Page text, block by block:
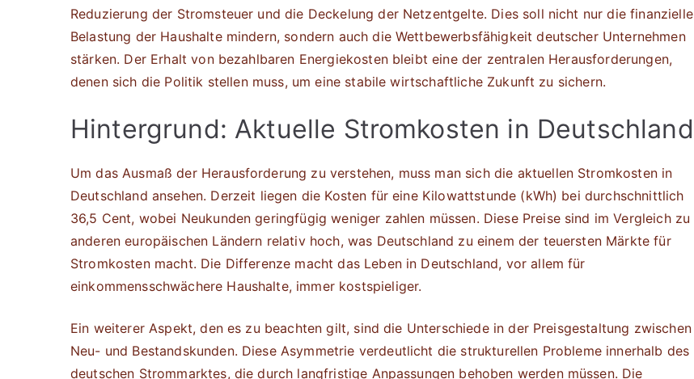
Reduzierung der Stromsteuer und die Deckelung der Netzentgelte. Dies soll nicht nur die finanzielle
Belastung der Haushalte mindern, sondern auch die Wettbewerbsfähigkeit deutscher Unternehmen
stärken. Der Erhalt von bezahlbaren Energiekosten bleibt eine der zentralen Herausforderungen,
denen sich die Politik stellen muss, um eine stabile wirtschaftliche Zukunft zu sichern.
Hintergrund: Aktuelle Stromkosten in Deutschland
Um das Ausmaß der Herausforderung zu verstehen, muss man sich die aktuellen Stromkosten in
Deutschland ansehen. Derzeit liegen die Kosten für eine Kilowattstunde (kWh) bei durchschnittlich
36,5 Cent, wobei Neukunden geringfügig weniger zahlen müssen. Diese Preise sind im Vergleich zu
anderen europäischen Ländern relativ hoch, was Deutschland zu einem der teuersten Märkte für
Stromkosten macht. Die Differenze macht das Leben in Deutschland, vor allem für
einkommensschwächere Haushalte, immer kostspieliger.
Ein weiterer Aspekt, den es zu beachten gilt, sind die Unterschiede in der Preisgestaltung zwischen
Neu- und Bestandskunden. Diese Asymmetrie verdeutlicht die strukturellen Probleme innerhalb des
deutschen Strommarktes, die durch langfristige Anpassungen behoben werden müssen. Die